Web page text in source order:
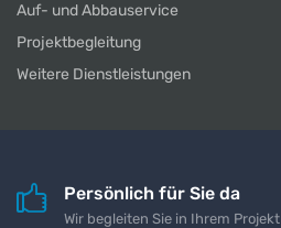
Auf- und Abbauservice
Projektbegleitung
Weitere Dienstleistungen
Persönlich für Sie da
Wir begleiten Sie in Ihrem Projekt